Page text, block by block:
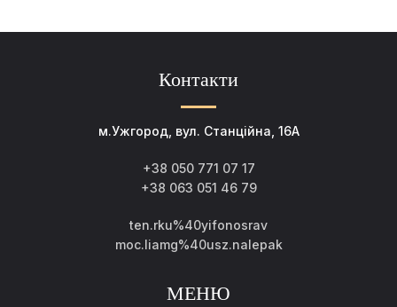
Контакти
м.Ужгород, вул. Станційна, 16А
+38 050 771 07 17
+38 063 051 46 79
ten.rku%40yifonosrav
moc.liamg%40usz.nalepak
МЕНЮ